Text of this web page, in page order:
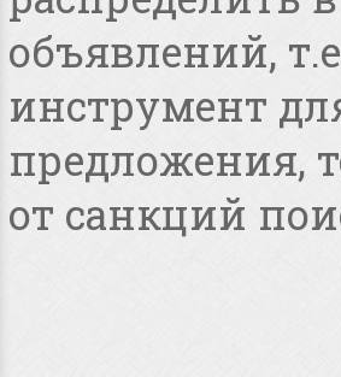
объявлений,
инструмент
предложения,
от санкций